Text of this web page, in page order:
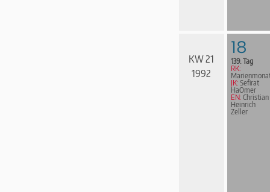
KW 21
1992
18
139. Tag
RK:
JK: Sefirat
HaOmer
EN: Christian
Heinrich
Zeller